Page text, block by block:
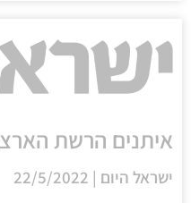
איתנים הרשת
ישראל היום | 22/5/2022